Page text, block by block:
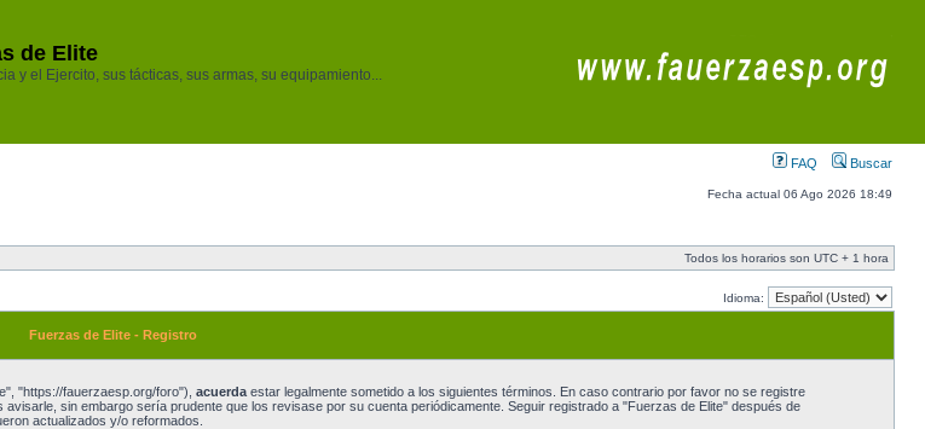
de Elite
y el Ejercito, sus tácticas, sus armas, su equipamiento...
FAQ Buscar
Fecha actual 06 Ago 2026 18:49
Todos los horarios son UTC + 1 hora
Idioma:
Fuerzas de Elite - Registro
"https://fauerzaesp.org/foro"), acuerdaestar legalmente sometido a los siguientes términos. En caso contrario por favor no se registre
sin embargo sería prudente que los revisase por su cuenta periódicamente. Seguir registrado a "Fuerzas de Elite" después de
actualizados y/o reformados.